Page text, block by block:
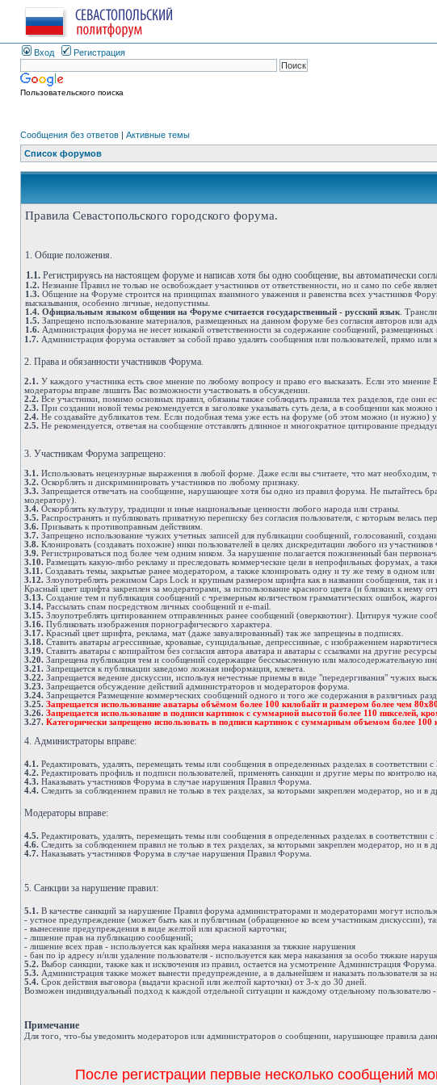
Вход Регистрация
Пользовательского поиска
Сообщения без ответов | Активные темы
Список форумов
Правила Севастопольского городского форума.
1. Общие положения.
1.1. Регистрируясь на настоящем форуме и написав хотя бы одно сообщение, вы автоматически
1.2. Незнание Правил не только не освобождает участников от ответственности, но и само по себе
1.3. Общение на Форуме строится на принципах взаимного уважения и равенства всех участников
высказывания, особенно личные, недопустимы.
1.4. Официальным языком общения на Форуме считается государственный - русский язык .
1.5. Запрещено использование материалов, размещенных на данном форуме без согласия авторов или
1.6. Администрация форума не несет никакой ответственности за содержание сообщений, размещенных
1.7. Администрация форума оставляет за собой право удалять сообщения или пользователей, прямо
2. Права и обязанности участников Форума.
2.1. У каждого участника есть свое мнение по любому вопросу и право его высказать. Если это
модераторы вправе лишить Вас возможности участвовать в обсуждении.
2.2. Все участники, помимо основных правил, обязаны также соблюдать правила тех разделов, где они
2.3. При создании новой темы рекомендуется в заголовке указывать суть дела, а в сообщении как
2.4. Не создавайте дубликатов тем. Если подобная тема уже есть на форуме (об этом можно (и нужно)
2.5. Не рекомендуется, отвечая на сообщение отставлять длинное и многократное цитирование
3. Участникам Форума запрещено:
3.1. Использовать нецензурные выражения в любой форме. Даже если вы считаете, что мат необходим,
3.2. Оскорблять и дискриминировать участников по любому признаку.
3.3. Запрещается отвечать на сообщение, нарушающее хотя бы одно из правил форума. Не пытайтесь
модератору).
3.4. Оскорблять культуру, традиции и иные национальные ценности любого народа или страны.
3.5. Распространять и публиковать приватную переписку без согласия пользователя, с которым велась
3.6. Призывать к противоправным действиям.
3.7. Запрещено использование чужих учетных записей для публикации сообщений, голосований,
3.8. Клонировать (создавать похожие) ники пользователей в целях дискредитации любого из участников
3.9. Регистрироваться под более чем одним ником. За нарушение полагается пожизненный бан
3.10. Размещать какую-либо рекламу и преследовать коммерческие цели в непрофильных форумах, а
3.11. Создавать темы, закрытые ранее модератором, а также клонировать одну и ту же тему в одном или
3.12. Злоупотреблять режимом Caps Lock и крупным размером шрифта как в названии сообщения, так
Красный цвет шрифта закреплен за модераторами, за использование красного цвета (и близких к нему
3.13. Создание тем и публикация сообщений с чрезмерным количеством грамматических ошибок,
3.14. Рассылать спам посредством личных сообщений и e-mail.
3.15. Злоупотреблять цитированием отправленных ранее сообщений (оверквотинг). Цитируя чужие
3.16. Публиковать изображения порнографического характера.
3.17. Красный цвет шрифта, реклама, мат (даже завуалированный) так же запрещены в подписях.
3.18. Ставить аватары агрессивные, кровавые, суицидальные, депрессивные, с изображением
3.19. Ставить аватары с копирайтом без согласия автора аватара и аватары с ссылками на другие ресурсы.
3.20. Запрещена публикация тем и сообщений содержащие бессмысленную или малосодержательную
3.21. Запрещается к публикации заведомо ложная информация, клевета.
3.22. Запрещается ведение дискуссии, используя нечестные приемы в виде "передергивания" чужих
3.23. Запрещается обсуждение действий администраторов и модераторов форума.
3.24. Запрещается Размещение коммерческих сообщений одного и того же содержания в различных
3.25. Запрещается использование аватары объёмом более 100 килобайт и размером более чем
3.26. Запрещается использование в подписи картинок с суммарной высотой более 110
3.27. Категорически запрещено использовать в подписи картинок с суммарным объемом более 100
4. Администраторы вправе:
4.1. Редактировать, удалять, перемещать темы или сообщения в определенных разделах в соответствии
4.2. Редактировать профиль и подписи пользователей, применять санкции и другие меры по
4.3. Наказывать участников Форума в случае нарушения Правил Форума.
4.4. Следить за соблюдением правил не только в тех разделах, за которыми закреплен модератор, но и в
Модераторы вправе:
4.5. Редактировать, удалять, перемещать темы или сообщения в определенных разделах в соответствии
4.6. Следить за соблюдением правил не только в тех разделах, за которыми закреплен модератор, но и в
4.7. Наказывать участников Форума в случае нарушения Правил Форума.
5. Санкции за нарушение правил:
5.1. В качестве санкций за нарушение Правил форума администраторами и модераторами могут
- устное предупреждение (может быть как и публичным (обращенное ко всем участникам дискуссии),
- вынесение предупреждения в виде желтой или красной карточки;
- лишение прав на публикацию сообщений;
- лишение всех прав - используется как крайняя мера наказания за тяжкие нарушения
- бан по ip адресу и/или удаление пользователя - используется как мера наказания за особо тяжкие
5.2. Выбор санкции, также как и исключения из правил, остается на усмотрение Администрация Форума.
5.3. Администрация также может вынести предупреждение, а в дальнейшем и наказать пользователя
5.4. Срок действия выговора (выдачи красной или желтой карточки) от 3-х до 30 дней.
Возможен индивидуальный подход к каждой отдельной ситуации и каждому отдельному пользователю -
Примечание
Для того, что-бы уведомить модераторов или администраторов о сообщении, нарушающее правила
После регистрации первые несколько сообщений